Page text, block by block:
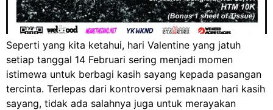
Seperti yang kita ketahui, hari Valentine yang jatuh
setiap tanggal 14 Februari sering menjadi momen
istimewa untuk berbagi kasih sayang kepada pasangan
tercinta. Terlepas dari kontroversi pemaknaan hari kasih
sayang, tidak ada salahnya juga untuk merayakan